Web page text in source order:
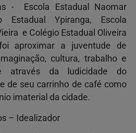
- Escola Estadual Naomar
Estadual Ypiranga, Escola
e Colégio Estadual Oliveira
aproximar a juventude de
cultura, trabalho e
através da ludicidade do
de seu carrinho de café como
imaterial da cidade.
– Idealizador